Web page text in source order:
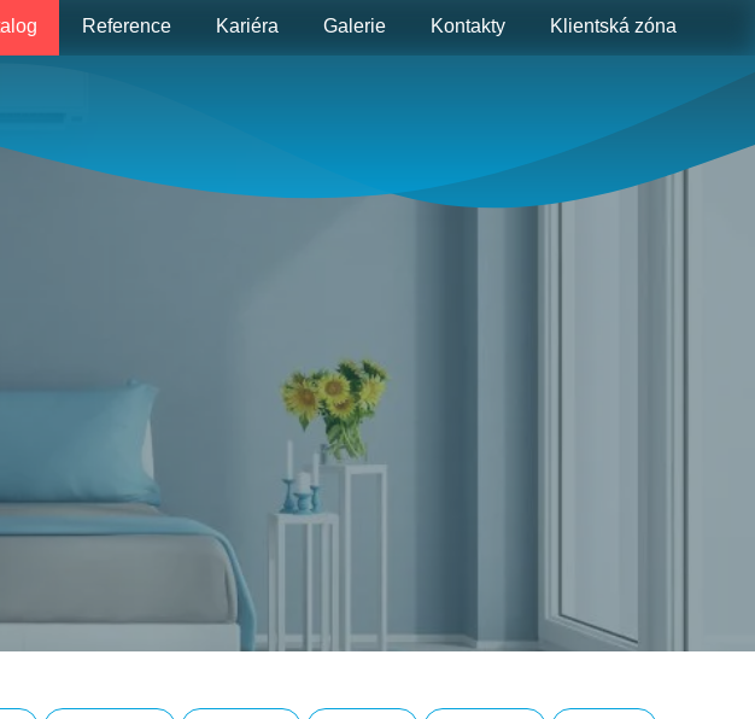
Reference Kariéra Galerie Kontakty Klientská zóna